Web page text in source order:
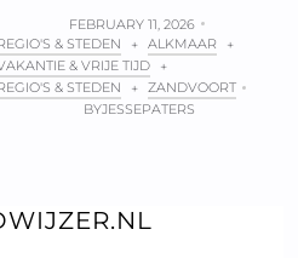
FEBRUARY 11, 2026
& STEDEN
+ ALKMAAR
+
& VRIJE TIJD
+
& STEDEN
+ ZANDVOORT
BYJESSEPATERS